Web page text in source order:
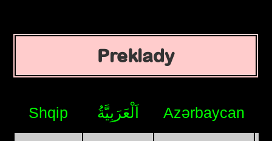
Preklady
Shqip اَلْعَرَبِيَّةُ Azərbaycan